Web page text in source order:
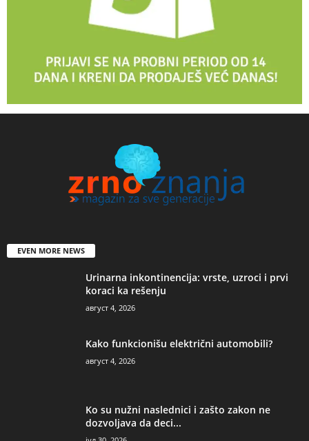
EVEN MORE NEWS
Urinarna inkontinencija: vrste, uzroci i prvi
koraci ka rešenju
август 4, 2026
Kako funkcionišu električni automobili?
август 4, 2026
Ko su nužni naslednici i zašto zakon ne
dozvoljava da deci...